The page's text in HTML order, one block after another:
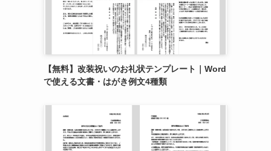
【無料】改装祝いのお礼状テンプレート｜Word
で使える文書・はがき例文4種類